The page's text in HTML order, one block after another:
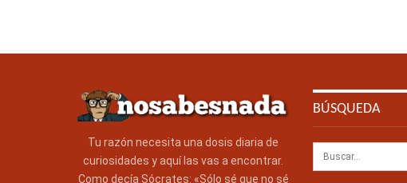
Tu razón necesita una dosis diaria de
curiosidades y aquí las vas a encontrar.
Como decía Sócrates: «Sólo sé que no sé
BÚSQUEDA